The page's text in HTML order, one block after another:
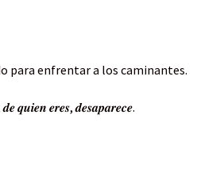
para enfrentar a los caminantes.
𝒅𝒆 𝒒𝒖𝒊𝒆𝒏 𝒆𝒓𝒆𝒔, 𝒅𝒆𝒔𝒂𝒑𝒂𝒓𝒆𝒄𝒆.